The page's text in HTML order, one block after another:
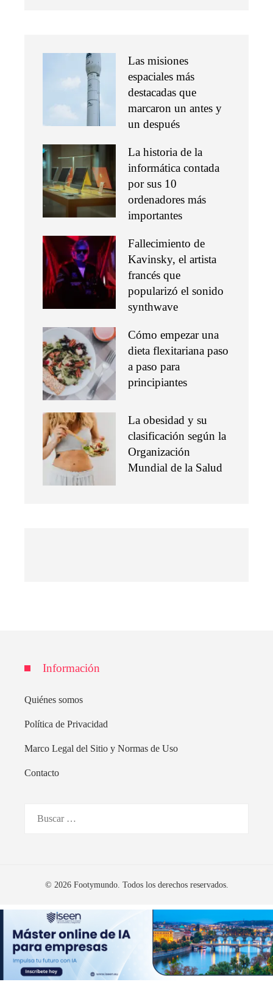
Las misiones
espaciales más
destacadas que
marcaron un antes y
un después
La historia de la
informática contada
por sus 10
ordenadores más
importantes
Fallecimiento de
Kavinsky, el artista
francés que
popularizó el sonido
synthwave
Cómo empezar una
dieta flexitariana paso
a paso para
principiantes
La obesidad y su
clasificación según la
Organización
Mundial de la Salud
Información
Quiénes somos
Política de Privacidad
Marco Legal del Sitio y Normas de Uso
Contacto
© 2026 Footymundo. Todos los derechos reservados.